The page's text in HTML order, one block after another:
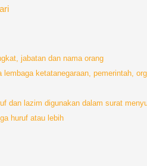
jabatan dan nama orang
ketatanegaraan, pemerintah,
dan lazim digunakan dalam surat
huruf atau lebih